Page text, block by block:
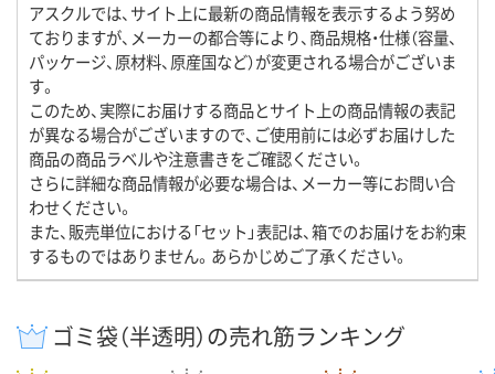
アスクルでは、サイト上に最新の商品情報を表示するよう努め
ておりますが、メーカーの都合等により、商品規格・仕様（容量、
パッケージ、原材料、原産国など）が変更される場合がございま
す。
このため、実際にお届けする商品とサイト上の商品情報の表記
が異なる場合がございますので、ご使用前には必ずお届けした
商品の商品ラベルや注意書きをご確認ください。
さらに詳細な商品情報が必要な場合は、メーカー等にお問い合
わせください。
また、販売単位における「セット」表記は、箱でのお届けをお約束
するものではありません。あらかじめご了承ください。
ゴミ袋（半透明）の売れ筋ランキング